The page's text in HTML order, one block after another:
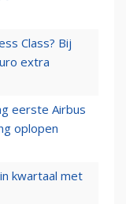
Class? Bij
extra
eerste Airbus
oplopen
kwartaal met